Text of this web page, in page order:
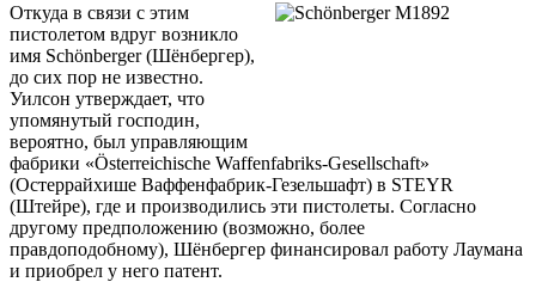
Откуда в связи с этим
пистолетом вдруг возникло
имя Schönberger (Шёнбергер),
до сих пор не известно.
Уилсон утверждает, что
упомянутый господин,
вероятно, был управляющим
фабрики «Österreichische Waffenfabriks-Gesellschaft»
(Остеррайхише Ваффенфабрик-Гезельшафт) в STEYR
(Штейре), где и производились эти пистолеты. Согласно
другому предположению (возможно, более
правдоподобному), Шёнбергер финансировал работу Лаумана
и приобрел у него патент.